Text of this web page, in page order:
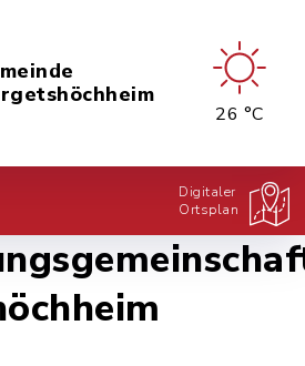
26 °C
Digitaler
Ortsplan